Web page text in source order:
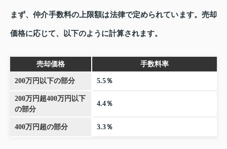
まず、仲介手数料の上限額は法律で定められています。売却
価格に応じて、以下のように計算されます。
売却価格 手数料率
200万円以下の部分 5.5％
200万円超400万円以下
の部分
4.4％
400万円超の部分 3.3％